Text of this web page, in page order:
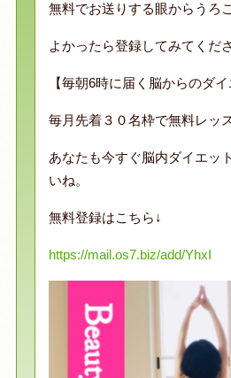
無料でお送りする眼からうろ
よかったら登録してみてくだ
【毎朝6時に届く脳からのダイ
毎月先着３０名枠で無料レッ
あなたも今すぐ脳内ダイエッ
いね。
無料登録はこちら↓
https://mail.os7.biz/add/YhxI